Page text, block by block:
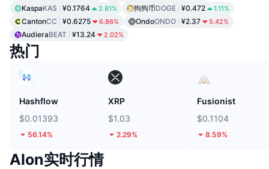
KaspaKAS ¥0.1764 2.81% 狗狗币DOGE ¥0.472 1.11%
CantonCC ¥0.6275 6.86% OndoONDO ¥2.37 5.42%
AudieraBEAT ¥13.24 2.02%
热门
Hashflow
$0.01393
56.14%
XRP
$1.03
2.29%
Fusionist
$0.1104
8.59%
Alon实时行情